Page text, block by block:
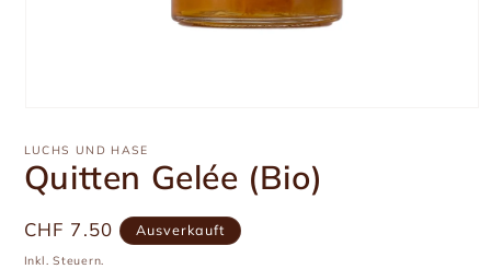
in
Modal
öffnen
LUCHS UND HASE
Quitten Gelée (Bio)
Üblicher
Preis
CHF 7.50 Ausverkauft
Inkl. Steuern.